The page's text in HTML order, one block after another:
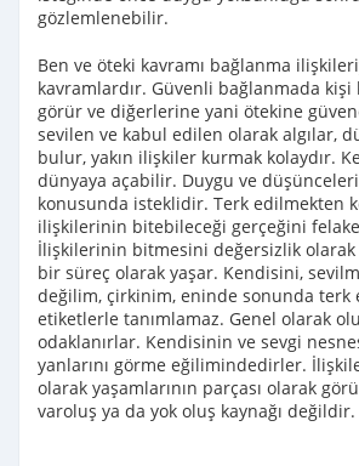
gözlemlenebilir.
Ben ve öteki kavramı bağlanma
kavramlardır. Güvenli bağlanmada
görür ve diğerlerine yani ötekine
sevilen ve kabul edilen olarak algılar,
bulur, yakın ilişkiler kurmak kolaydır.
dünyaya açabilir. Duygu ve
konusunda isteklidir. Terk edilmekten
ilişkilerinin bitebileceği gerçeğini
İlişkilerinin bitmesini değersizlik olarak
bir süreç olarak yaşar. Kendisini,
değilim, çirkinim, eninde sonunda terk
etiketlerle tanımlamaz. Genel olarak
odaklanırlar. Kendisinin ve sevgi
yanlarını görme eğilimindedirler.
olarak yaşamlarının parçası olarak
varoluş ya da yok oluş kaynağı değildir.